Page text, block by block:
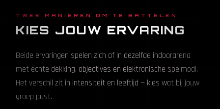
TWEE MANIEREN OM TE BATTELEN
KIES JOUW ERVARING
Beide ervaringen spelen zich af in dezelfde indoorarena
met echte dekking, objectives en elektronische spelmodi.
Het verschil zit in intensiteit en leeftijd — kies wat bij jouw
groep past.